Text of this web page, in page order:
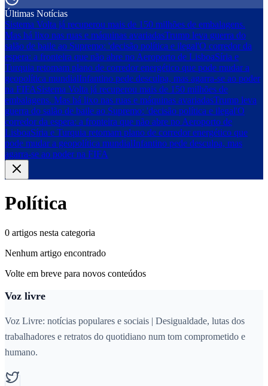
Últimas Notícias
Sistema Volta já recuperou mais de 150 milhões de embalagens.
Mas há lixo nas ruas e máquinas avariadasTrump leva guerra do
salão de baile ao Supremo: 'decisão política e ilegal'O corredor da
espera: a fronteira que não abre no Aeroporto de LisboaSíria e
Turquia retomam plano de corredor energético que pode mudar a
geopolítica mundialInfantino pede desculpa, mas agarra-se ao poder
na FIFASistema Volta já recuperou mais de 150 milhões de
embalagens. Mas há lixo nas ruas e máquinas avariadasTrump leva
guerra do salão de baile ao Supremo: 'decisão política e ilegal'O
corredor da espera: a fronteira que não abre no Aeroporto de
LisboaSíria e Turquia retomam plano de corredor energético que
pode mudar a geopolítica mundialInfantino pede desculpa, mas
agarra-se ao poder na FIFA
Política
0 artigos nesta categoria
Nenhum artigo encontrado
Volte em breve para novos conteúdos
Voz livre
Voz Livre: notícias populares e sociais | Desigualdade, lutas dos
trabalhadores e retratos do quotidiano num tom comprometido e
humano.